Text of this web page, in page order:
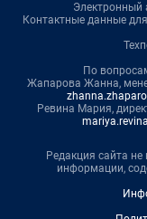
Электронный
Контактные данные
По
Жапарова Жанна,
Ревина Мария,
Редакция сайта не
информации,